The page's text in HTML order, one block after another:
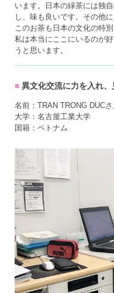
います。日本の緑茶には独
し、味も良いです。その他
このお茶も日本の文化の特別
私は本当にここにいるのが
うと思います。
異文化交流に力を入れ
名前：TRAN TRONG DUCさ
大学：名古屋工業大学
国籍：ベトナム